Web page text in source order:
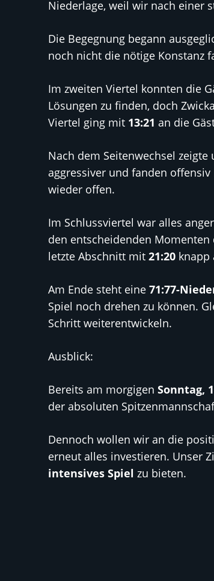
Niederlage, weil wir nach einer
Die Begegnung begann
noch nicht die nötige Konstanz
Im zweiten Viertel konnten die
Lösungen zu finden, doch
Viertel ging mit 13:21 an die
Nach dem Seitenwechsel
aggressiver und fanden
wieder offen.
Im Schlussviertel war alles
den entscheidenden
letzte Abschnitt mit 21:20 knapp
Am Ende steht eine 71:77-
Spiel noch drehen zu können.
Schritt weiterentwickeln.
Ausblick:
Bereits am morgigen Sonntag,
der absoluten
Dennoch wollen wir an die
erneut alles investieren. Unser
intensives Spiel zu bieten.